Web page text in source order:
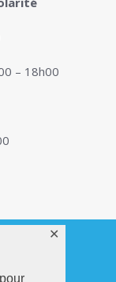
✕
– 18h00
et